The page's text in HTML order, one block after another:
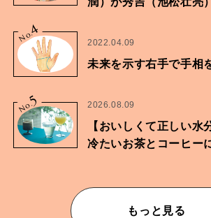
No.
4
2022.04.09
未来を示す右手で手相
No.
5 2026.08.09
【おいしくて正しい水
冷たいお茶とコーヒー
もっと見る